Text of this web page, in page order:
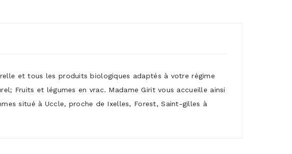
et tous les produits biologiques adaptés à votre régime
Fruits et légumes en vrac. Madame Girit vous accueille ainsi
situé à Uccle, proche de Ixelles, Forest, Saint-gilles à